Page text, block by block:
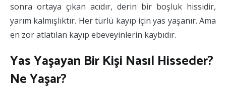
sonra ortaya çıkan acıdır, derin bir boşluk hissidir,
yarım kalmışlıktır. Her türlü kayıp için yas yaşanır. Ama
en zor atlatılan kayıp ebeveyinlerin kaybıdır.
Yas Yaşayan Bir Kişi Nasıl Hisseder?
Ne Yaşar?